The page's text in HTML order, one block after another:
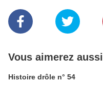
Vous aimerez aussi
Histoire drôle n° 54